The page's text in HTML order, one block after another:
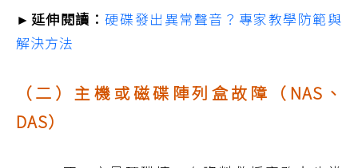
►延伸閱讀：硬碟發出異常聲音？專家教學防範與
解決方法
（二）主機或磁碟陣列盒故障（NAS、
DAS）